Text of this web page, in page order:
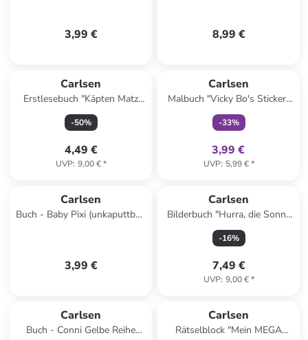
3,99 € 8,99 €
Carlsen
Erstlesebuch "Käpten Matz
und der Riesen-Strudel"
-50%
4,49 €
UVP: 9,00 €*
Carlsen
Malbuch "Vicky Bo's Sticker-
Malbuch Tiere"
-33%
3,99 €
UVP: 5,99 €*
Carlsen
Buch - Baby Pixi (unkaputtbar)
3,99 €
Carlsen
Bilderbuch "Hurra, die Sonne
scheint"
-16%
7,49 €
UVP: 9,00 €*
Carlsen
Buch - Conni Gelbe Reihe
Carlsen
Rätselblock "Mein MEGA